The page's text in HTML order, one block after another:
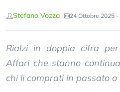
Stefano Vozza 24 Ottobre 2025 -
Rialzi in doppia cifra
Affari che stanno
chi li comprati in passato